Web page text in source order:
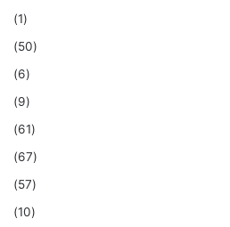
(1)
(50)
(6)
(9)
(61)
(67)
(57)
(10)